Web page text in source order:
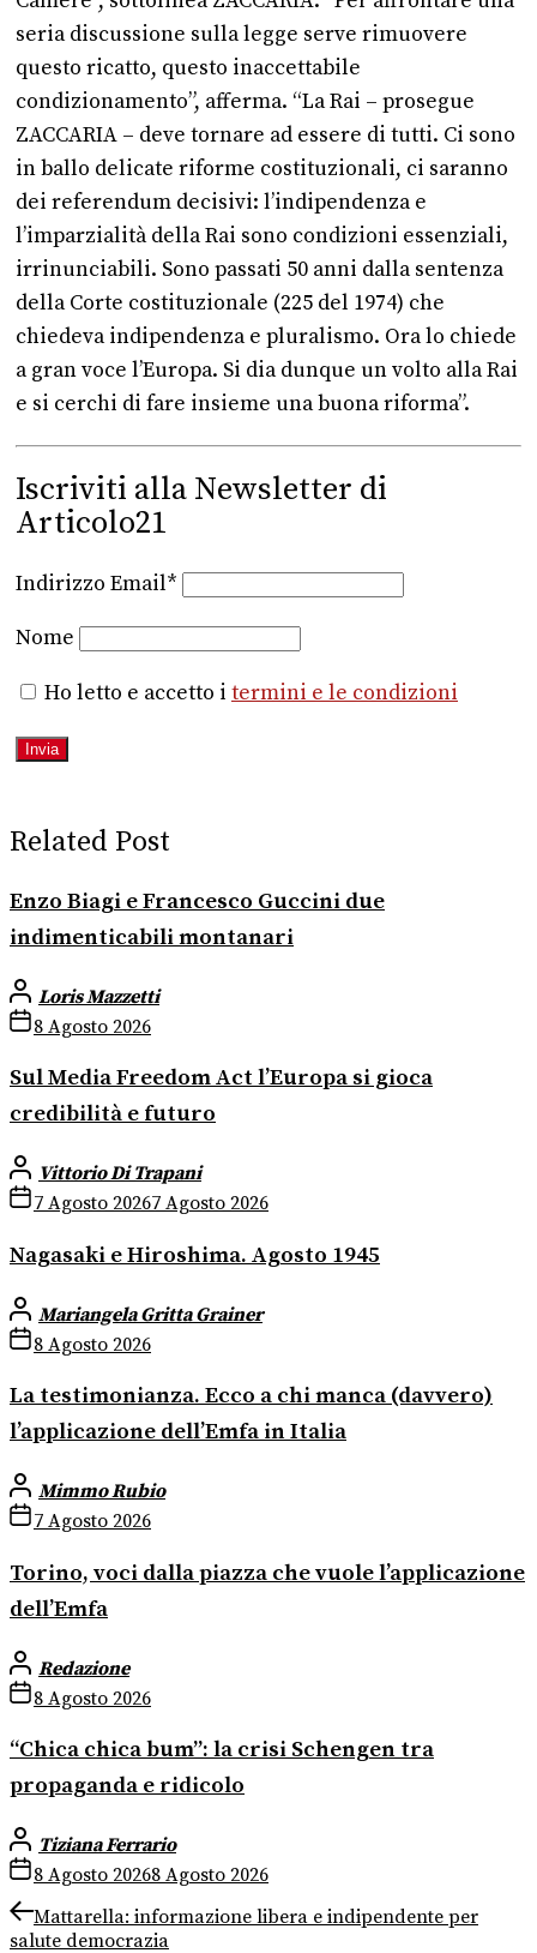
seria discussione sulla legge serve rimuovere
questo ricatto, questo inaccettabile
condizionamento”, afferma. “La Rai – prosegue
ZACCARIA – deve tornare ad essere di tutti. Ci sono
in ballo delicate riforme costituzionali, ci saranno
dei referendum decisivi: l’indipendenza e
l’imparzialità della Rai sono condizioni essenziali,
irrinunciabili. Sono passati 50 anni dalla sentenza
della Corte costituzionale (225 del 1974) che
chiedeva indipendenza e pluralismo. Ora lo chiede
a gran voce l’Europa. Si dia dunque un volto alla Rai
e si cerchi di fare insieme una buona riforma”.
Iscriviti alla Newsletter di
Articolo21
Indirizzo Email*
Nome
Ho letto e accetto i termini e le condizioni
Related Post
Enzo Biagi e Francesco Guccini due
indimenticabili montanari
Loris Mazzetti
8 Agosto 2026
Sul Media Freedom Act l’Europa si gioca
credibilità e futuro
Vittorio Di Trapani
7 Agosto 20267 Agosto 2026
Nagasaki e Hiroshima. Agosto 1945
Mariangela Gritta Grainer
8 Agosto 2026
La testimonianza. Ecco a chi manca (davvero)
l’applicazione dell’Emfa in Italia
Mimmo Rubio
7 Agosto 2026
Torino, voci dalla piazza che vuole l’applicazione
dell’Emfa
Redazione
8 Agosto 2026
“Chica chica bum”: la crisi Schengen tra
propaganda e ridicolo
Tiziana Ferrario
8 Agosto 20268 Agosto 2026
Navigazione
Previous
post:
Mattarella: informazione libera e indipendente per
salute democrazia